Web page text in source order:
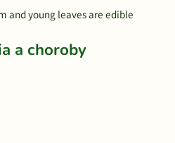
and young leaves are edible
a choroby